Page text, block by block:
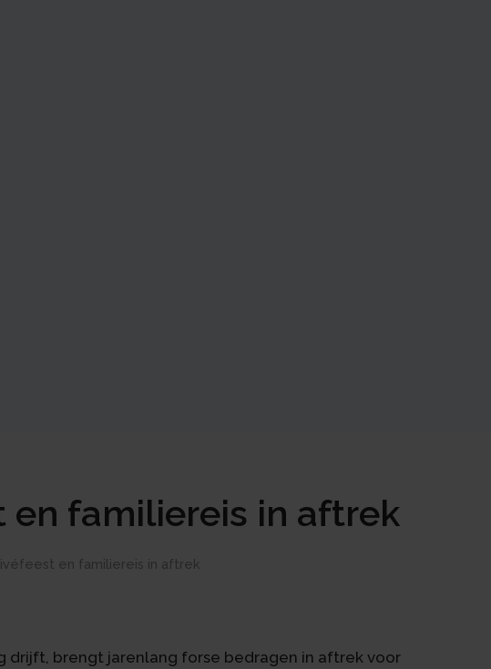
familiereis in aftrek
en familiereis in aftrek
drijft, brengt jarenlang forse bedragen in aftrek voor